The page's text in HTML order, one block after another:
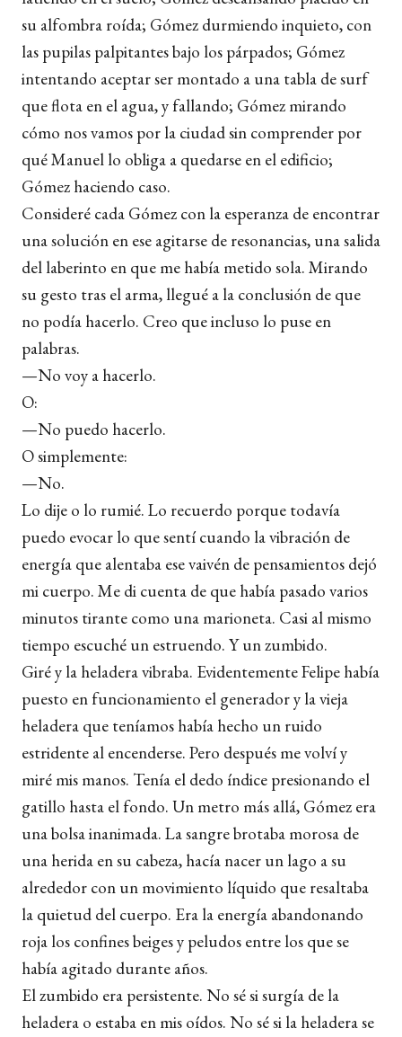
su alfombra roída; Gómez durmiendo inquieto, con
las pupilas palpitantes bajo los párpados; Gómez
intentando aceptar ser montado a una tabla de surf
que flota en el agua, y fallando; Gómez mirando
cómo nos vamos por la ciudad sin comprender por
qué Manuel lo obliga a quedarse en el edificio;
Gómez haciendo caso.
Consideré cada Gómez con la esperanza de encontrar
una solución en ese agitarse de resonancias, una salida
del laberinto en que me había metido sola. Mirando
su gesto tras el arma, llegué a la conclusión de que
no podía hacerlo. Creo que incluso lo puse en
palabras.
—No voy a hacerlo.
O:
—No puedo hacerlo.
O simplemente:
—No.
Lo dije o lo rumié. Lo recuerdo porque todavía
puedo evocar lo que sentí cuando la vibración de
energía que alentaba ese vaivén de pensamientos dejó
mi cuerpo. Me di cuenta de que había pasado varios
minutos tirante como una marioneta. Casi al mismo
tiempo escuché un estruendo. Y un zumbido.
Giré y la heladera vibraba. Evidentemente Felipe había
puesto en funcionamiento el generador y la vieja
heladera que teníamos había hecho un ruido
estridente al encenderse. Pero después me volví y
miré mis manos. Tenía el dedo índice presionando el
gatillo hasta el fondo. Un metro más allá, Gómez era
una bolsa inanimada. La sangre brotaba morosa de
una herida en su cabeza, hacía nacer un lago a su
alrededor con un movimiento líquido que resaltaba
la quietud del cuerpo. Era la energía abandonando
roja los confines beiges y peludos entre los que se
había agitado durante años.
El zumbido era persistente. No sé si surgía de la
heladera o estaba en mis oídos. No sé si la heladera se